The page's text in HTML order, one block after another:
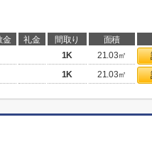
金 礼金 間取り 面積
1K 21.03㎡
1K 21.03㎡